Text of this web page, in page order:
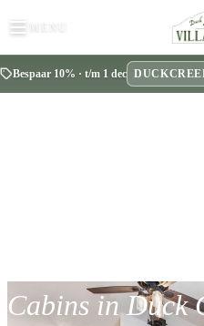
MENU
Bespaar 10% · t/m 1 dec
Cabins in Duck